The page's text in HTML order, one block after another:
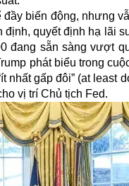
biến động, nhưng
định, quyết định hạ lãi
đang sẵn sàng vượt
phát biểu trong
nhất gấp đôi” (at least
vị trí Chủ tịch Fed.